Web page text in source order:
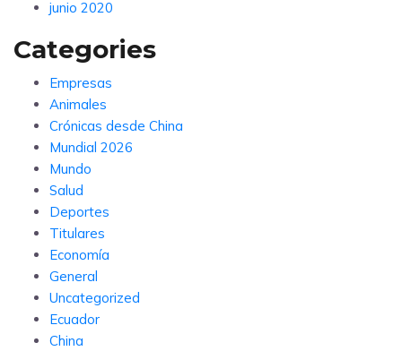
junio 2020
Categories
Empresas
Animales
Crónicas desde China
Mundial 2026
Mundo
Salud
Deportes
Titulares
Economía
General
Uncategorized
Ecuador
China